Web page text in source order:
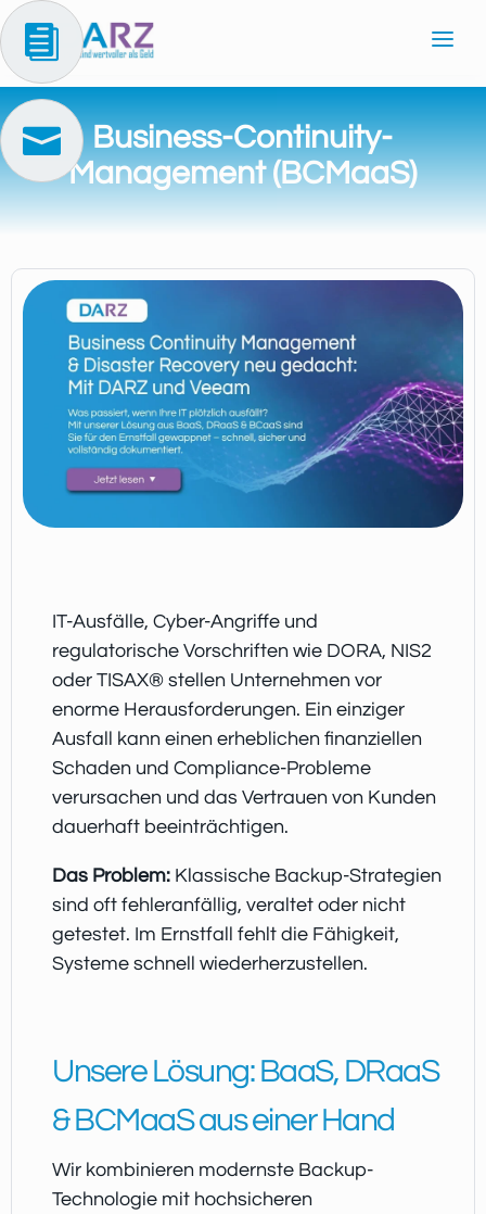
Business-Continuity-
Management (BCMaaS)
IT-Ausfälle, Cyber-Angriffe und
regulatorische Vorschriften wie DORA, NIS2
oder TISAX® stellen Unternehmen vor
enorme Herausforderungen. Ein einziger
Ausfall kann einen erheblichen finanziellen
Schaden und Compliance-Probleme
verursachen und das Vertrauen von Kunden
dauerhaft beeinträchtigen.
Das Problem: Klassische Backup-Strategien
sind oft fehleranfällig, veraltet oder nicht
getestet. Im Ernstfall fehlt die Fähigkeit,
Systeme schnell wiederherzustellen.
Unsere Lösung: BaaS, DRaaS
& BCMaaS aus einer Hand
Wir kombinieren modernste Backup-
Technologie mit hochsicheren

